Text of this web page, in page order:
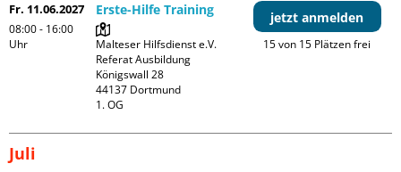
Fr. 11.06.2027
08:00 - 16:00
Uhr
Erste-Hilfe Training
Malteser Hilfsdienst e.V.
Referat Ausbildung
Königswall 28
44137 Dortmund
1. OG
jetzt anmelden
15 von 15 Plätzen frei
Juli